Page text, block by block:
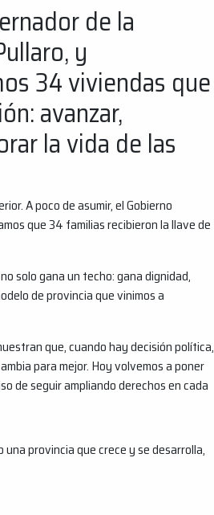
de la
y
34 viviendas que
avanzar,
la vida de las
A poco de asumir, el Gobierno
que 34 familias recibieron la llave de
solo gana un techo: gana dignidad,
de provincia que vinimos a
que, cuando hay decisión política,
para mejor. Hoy volvemos a poner
de seguir ampliando derechos en cada
provincia que crece y se desarrolla,